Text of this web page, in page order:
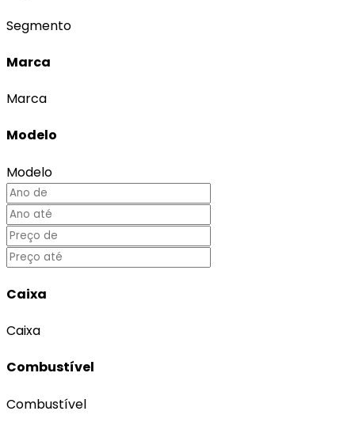
Segmento
Marca
Marca
Modelo
Modelo
Caixa
Caixa
Combustível
Combustível